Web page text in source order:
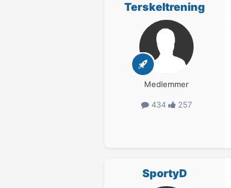
Terskeltrening
Medlemmer
434 257
SportyD